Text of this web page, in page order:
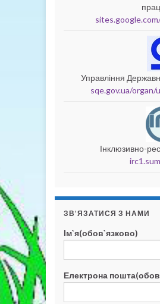
Управління
sqe.gov.ua/organ/
Інклюзивно-
ЗВ’ЯЗАТИСЯ З НАМИ
Ім`я(обов`язково)
Електрона